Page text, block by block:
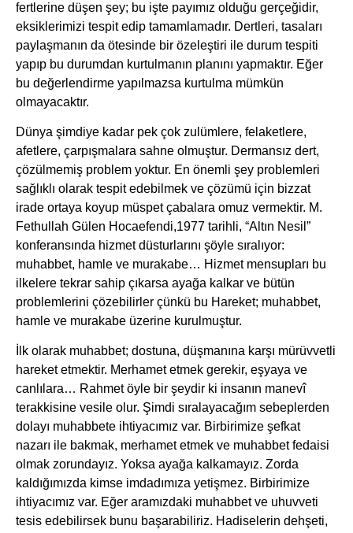
fertlerine düşen şey; bu işte payımız olduğu gerçeğidir,
eksiklerimizi tespit edip tamamlamadır. Dertleri, tasaları
paylaşmanın da ötesinde bir özeleştiri ile durum tespiti
yapıp bu durumdan kurtulmanın planını yapmaktır. Eğer
bu değerlendirme yapılmazsa kurtulma mümkün
olmayacaktır.
Dünya şimdiye kadar pek çok zulümlere, felaketlere,
afetlere, çarpışmalara sahne olmuştur. Dermansız dert,
çözülmemiş problem yoktur. En önemli şey problemleri
sağlıklı olarak tespit edebilmek ve çözümü için bizzat
irade ortaya koyup müspet çabalara omuz vermektir. M.
Fethullah Gülen Hocaefendi,1977 tarihli, “Altın Nesil”
konferansında hizmet düsturlarını şöyle sıralıyor:
muhabbet, hamle ve murakabe… Hizmet mensupları bu
ilkelere tekrar sahip çıkarsa ayağa kalkar ve bütün
problemlerini çözebilirler çünkü bu Hareket; muhabbet,
hamle ve murakabe üzerine kurulmuştur.
İlk olarak muhabbet; dostuna, düşmanına karşı mürüvvetli
hareket etmektir. Merhamet etmek gerekir, eşyaya ve
canlılara… Rahmet öyle bir şeydir ki insanın manevî
terakkisine vesile olur. Şimdi sıralayacağım sebeplerden
dolayı muhabbete ihtiyacımız var. Birbirimize şefkat
nazarı ile bakmak, merhamet etmek ve muhabbet fedaisi
olmak zorundayız. Yoksa ayağa kalkamayız. Zorda
kaldığımızda kimse imdadımıza yetişmez. Birbirimize
ihtiyacımız var. Eğer aramızdaki muhabbet ve uhuvveti
tesis edebilirsek bunu başarabiliriz. Hadiselerin dehşeti,